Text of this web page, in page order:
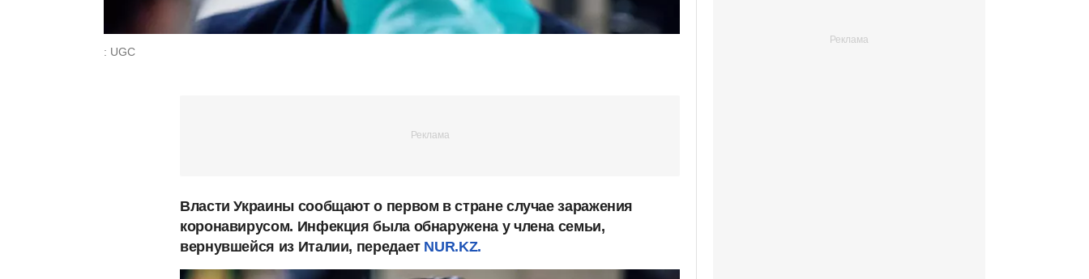
: UGC
Власти Украины сообщают о первом в стране случае заражения
коронавирусом. Инфекция была обнаружена у члена семьи,
вернувшейся из Италии, передает NUR.KZ.